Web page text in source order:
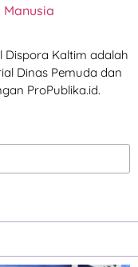
Dispora Kaltim adalah
Dinas Pemuda dan
ProPublika.id.